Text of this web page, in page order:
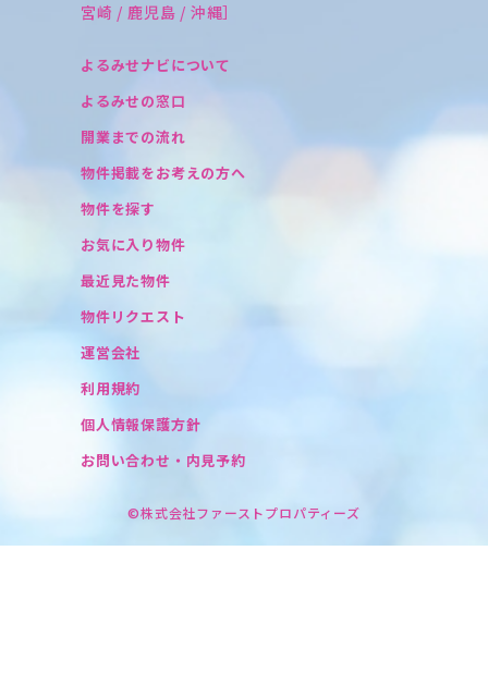
宮崎 / 鹿児島 / 沖縄］
よるみせナビについて
よるみせの窓口
開業までの流れ
物件掲載をお考えの方へ
物件を探す
お気に入り物件
最近見た物件
物件リクエスト
運営会社
利用規約
個人情報保護方針
お問い合わせ・内見予約
©株式会社ファーストプロパティーズ